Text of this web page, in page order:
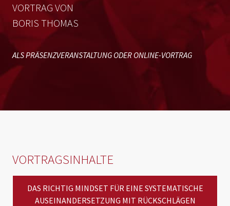
VORTRAG VON
BORIS THOMAS
ALS PRÄSENZVERANSTALTUNG ODER ONLINE-VORTRAG
VORTRAGSINHALTE
DAS RICHTIG MINDSET FÜR EINE SYSTEMATISCHE
AUSEINANDERSETZUNG MIT RÜCKSCHLÄGEN